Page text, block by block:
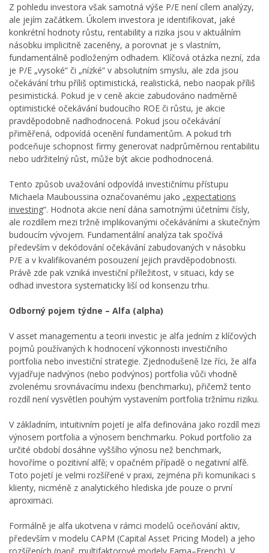
Z pohledu investora však samotná výše P/E není cílem analýzy,
ale jejím začátkem. Úkolem investora je identifikovat, jaké
konkrétní hodnoty růstu, rentability a rizika jsou v aktuálním
násobku implicitně zaceněny, a porovnat je s vlastním,
fundamentálně podloženým odhadem. Klíčová otázka nezní, zda
je P/E „vysoké“ či „nízké“ v absolutním smyslu, ale zda jsou
očekávání trhu příliš optimistická, realistická, nebo naopak příliš
pesimistická. Pokud je v ceně akcie zabudováno nadměrně
optimistické očekávání budoucího ROE či růstu, je akcie
pravděpodobně nadhodnocená. Pokud jsou očekávání
přiměřená, odpovídá ocenění fundamentům. A pokud trh
podceňuje schopnost firmy generovat nadprůměrnou rentabilitu
nebo udržitelný růst, může být akcie podhodnocená.
Tento způsob uvažování odpovídá investičnímu přístupu
Michaela Mauboussina označovanému jako „expectations
investing“. Hodnota akcie není dána samotnými účetními čísly,
ale rozdílem mezi tržně implikovanými očekáváními a skutečným
budoucím vývojem. Fundamentální analýza tak spočívá
především v dekódování očekávání zabudovaných v násobku
P/E a v kvalifikovaném posouzení jejich pravděpodobnosti.
Právě zde pak vzniká investiční příležitost, v situaci, kdy se
odhad investora systematicky liší od konsenzu trhu.
Odborný pojem týdne – Alfa (alpha)
V asset managementu a teorii investic je alfa jedním z klíčových
pojmů používaných k hodnocení výkonnosti investičního
portfolia nebo investiční strategie. Zjednodušeně lze říci, že alfa
vyjadřuje nadvýnos (nebo podvýnos) portfolia vůči vhodně
zvolenému srovnávacímu indexu (benchmarku), přičemž tento
rozdíl není vysvětlen pouhým vystavením portfolia tržnímu riziku.
V základním, intuitivním pojetí je alfa definována jako rozdíl mezi
výnosem portfolia a výnosem benchmarku. Pokud portfolio za
určité období dosáhne vyššího výnosu než benchmark,
hovoříme o pozitivní alfě; v opačném případě o negativní alfě.
Toto pojetí je velmi rozšířené v praxi, zejména při komunikaci s
klienty, nicméně z analytického hlediska jde pouze o první
aproximaci.
Formálně je alfa ukotvena v rámci modelů oceňování aktiv,
především v modelu CAPM (Capital Asset Pricing Model) a jeho